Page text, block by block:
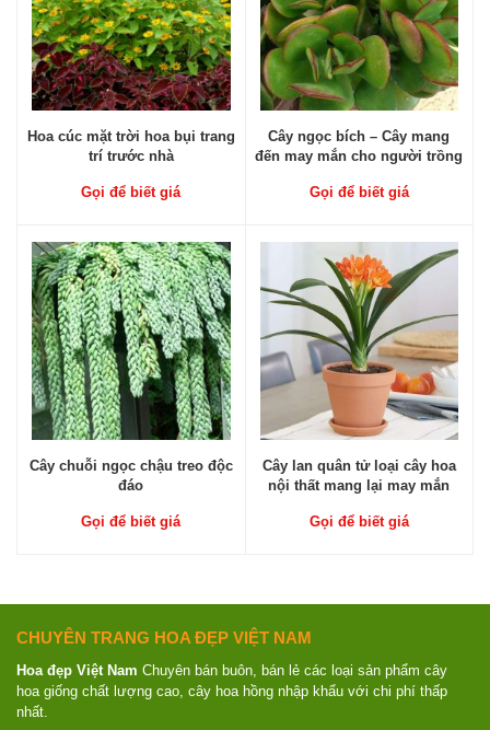
Hoa cúc mặt trời hoa bụi trang
trí trước nhà
Gọi để biết giá
Cây ngọc bích – Cây mang
đến may mắn cho người trồng
Gọi để biết giá
Cây chuỗi ngọc chậu treo độc
đáo
Gọi để biết giá
Cây lan quân tử loại cây hoa
nội thất mang lại may mắn
Gọi để biết giá
CHUYÊN TRANG HOA ĐẸP VIỆT NAM
Hoa đẹp Việt Nam Chuyên bán buôn, bán lẻ các loại sản phẩm cây
hoa giống chất lượng cao, cây hoa hồng nhập khẩu với chi phí thấp
nhất.